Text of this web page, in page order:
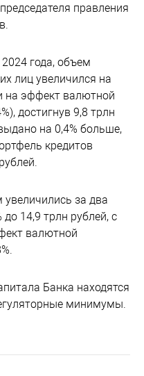
правления
года, объем
лиц увеличился на
на эффект валютной
достигнув 9,8 трлн
на 0,4% больше,
кредитов
за два
до 14,9 трлн рублей, с
валютной
Банка находятся
минимумы.